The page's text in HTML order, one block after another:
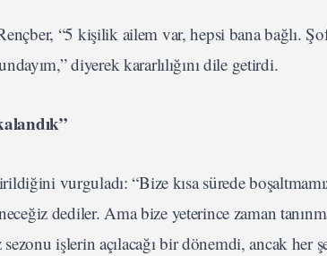
“5 kişilik ailem var, hepsi bana bağlı.
diyerek kararlılığını dile getirdi.
vurguladı: “Bize kısa sürede
dediler. Ama bize yeterince zaman
işlerin açılacağı bir dönemdi, ancak her